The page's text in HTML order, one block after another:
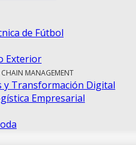
de Fútbol
Exterior
CHAIN MANAGEMENT
y Transformación Digital
Empresarial